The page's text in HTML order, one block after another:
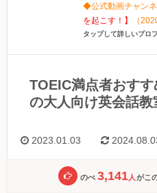
◆公式動画チャンネ
を起こす！】
（
タップして詳しいプロ
TOEIC満点者おす
の大人向け英会話教
2023.01.03
のべ 3,141人 がこ